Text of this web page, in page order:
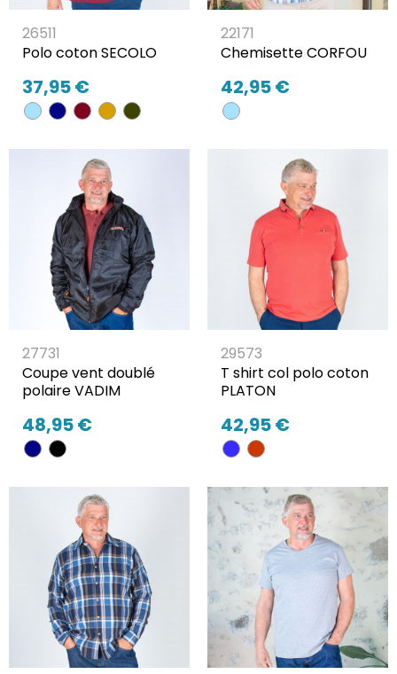
26511
Polo coton SECOLO
37,95 €
22171
Chemisette CORFOU
42,95 €
27731
Coupe vent doublé
polaire VADIM
48,95 €
29573
T shirt col polo coton
PLATON
42,95 €